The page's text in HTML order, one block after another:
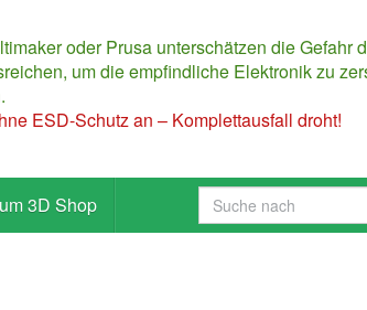
oder Prusa unterschätzen die Gefahr
um die empfindliche Elektronik zu
ESD-Schutz an – Komplettausfall droht!
3D Shop